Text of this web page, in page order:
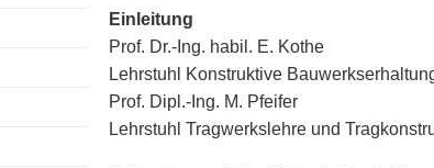
Einleitung
Prof. Dr.-Ing. habil. E. Kothe
Lehrstuhl Konstruktive
Prof. Dipl.-Ing. M. Pfeifer
Lehrstuhl Tragwerkslehre und